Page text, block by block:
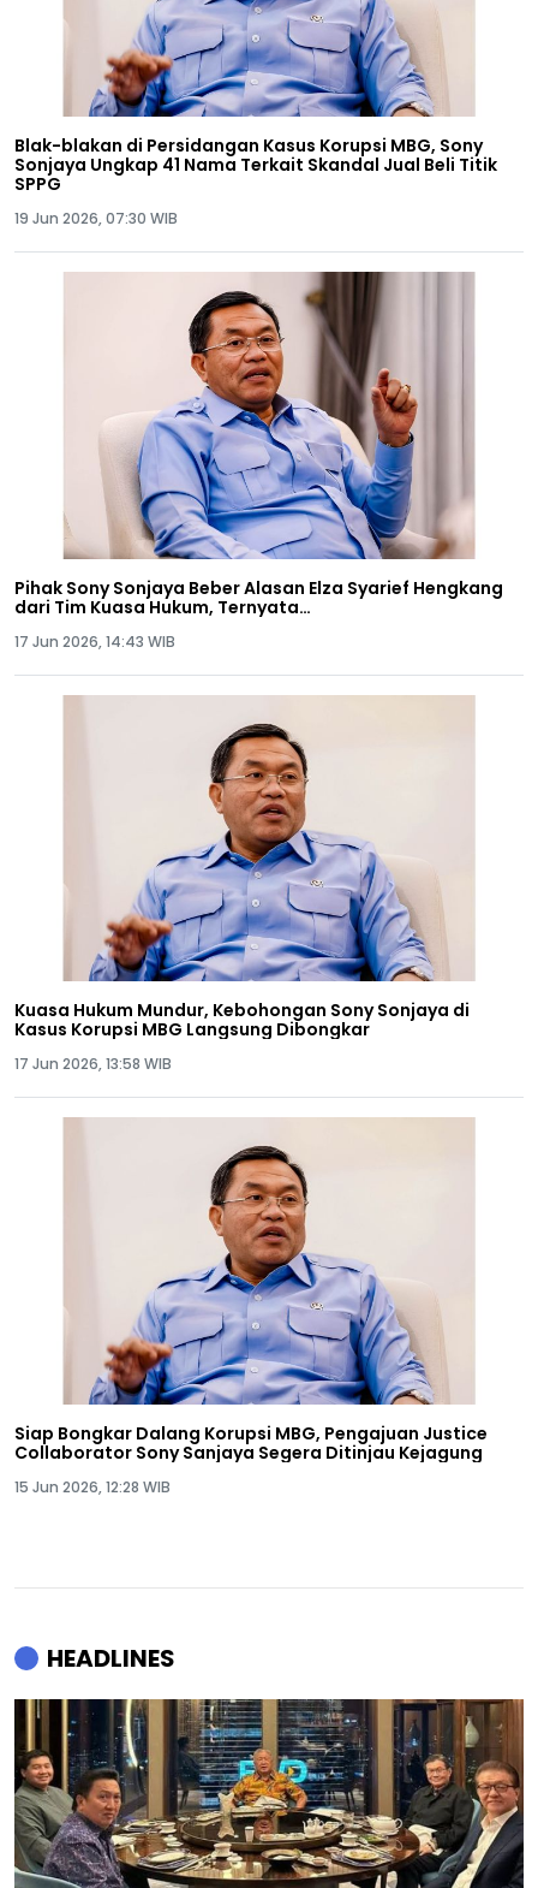
Blak-blakan di Persidangan Kasus Korupsi MBG, Sony
Sonjaya Ungkap 41 Nama Terkait Skandal Jual Beli Titik
SPPG
19 Jun 2026, 07:30 WIB
Pihak Sony Sonjaya Beber Alasan Elza Syarief Hengkang
dari Tim Kuasa Hukum, Ternyata…
17 Jun 2026, 14:43 WIB
Kuasa Hukum Mundur, Kebohongan Sony Sonjaya di
Kasus Korupsi MBG Langsung Dibongkar
17 Jun 2026, 13:58 WIB
Siap Bongkar Dalang Korupsi MBG, Pengajuan Justice
Collaborator Sony Sanjaya Segera Ditinjau Kejagung
15 Jun 2026, 12:28 WIB
HEADLINES